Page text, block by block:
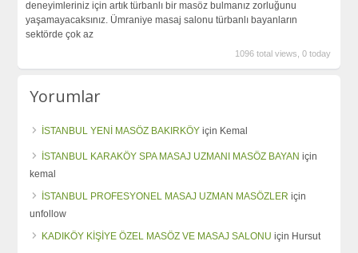
deneyimleriniz için artık türbanlı bir masöz bulmanız zorluğunu
yaşamayacaksınız. Ümraniye masaj salonu türbanlı bayanların
sektörde çok az
1096 total views, 0 today
Yorumlar
İSTANBUL YENİ MASÖZ BAKIRKÖY için Kemal
İSTANBUL KARAKÖY SPA MASAJ UZMANI MASÖZ BAYAN için
kemal
İSTANBUL PROFESYONEL MASAJ UZMAN MASÖZLER için
unfollow
KADIKÖY KİŞİYE ÖZEL MASÖZ VE MASAJ SALONU için Hursut